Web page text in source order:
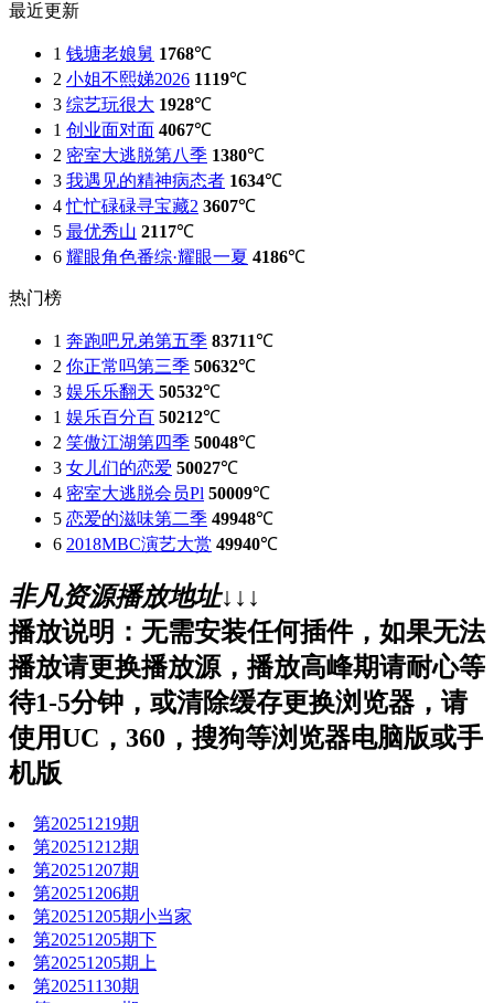
最近更新
1 钱塘老娘舅 1768℃
2 小姐不熙娣2026 1119℃
3 综艺玩很大 1928℃
1 创业面对面 4067℃
2 密室大逃脱第八季 1380℃
3 我遇见的精神病态者 1634℃
4 忙忙碌碌寻宝藏2 3607℃
5 最优秀山 2117℃
6 耀眼角色番综·耀眼一夏 4186℃
热门榜
1 奔跑吧兄弟第五季 83711℃
2 你正常吗第三季 50632℃
3 娱乐乐翻天 50532℃
1 娱乐百分百 50212℃
2 笑傲江湖第四季 50048℃
3 女儿们的恋爱 50027℃
4 密室大逃脱会员Pl 50009℃
5 恋爱的滋味第二季 49948℃
6 2018MBC演艺大赏 49940℃
非凡资源播放地址↓↓↓
播放说明：无需安装任何插件，如果无法
播放请更换播放源，播放高峰期请耐心等
待1-5分钟，或清除缓存更换浏览器，请
使用UC，360，搜狗等浏览器电脑版或手
机版
第20251219期
第20251212期
第20251207期
第20251206期
第20251205期小当家
第20251205期下
第20251205期上
第20251130期